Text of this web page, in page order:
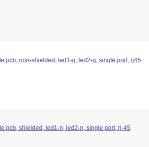
pcb, non-shielded, led1-g, led2-g, single port, rj45
pcb, shielded, led1-n, led2-n, single port, rj-45